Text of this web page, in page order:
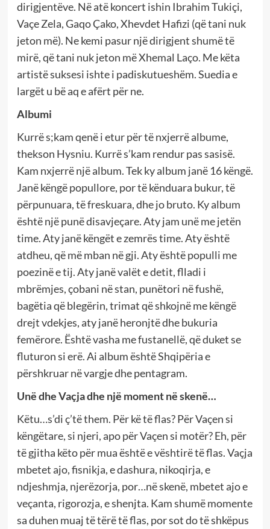
dirigjentëve. Në atë koncert ishin Ibrahim Tukiçi,
Vaçe Zela, Gaqo Çako, Xhevdet Hafizi (që tani nuk
jeton më). Ne kemi pasur një dirigjent shumë të
mirë, që tani nuk jeton më Xhemal Laço. Me këta
artistë suksesi ishte i padiskutueshëm. Suedia e
largët u bë aq e afërt për ne.
Albumi
Kurrë s;kam qenë i etur për të nxjerrë albume,
thekson Hysniu. Kurrë s’kam rendur pas sasisë.
Kam nxjerrë një album. Tek ky album janë 16 këngë.
Janë këngë popullore, por të kënduara bukur, të
përpunuara, të freskuara, dhe jo bruto. Ky album
është një punë disavjeçare. Aty jam unë me jetën
time. Aty janë këngët e zemrës time. Aty është
atdheu, që më mban në gji. Aty është populli me
poezinë e tij. Aty janë valët e detit, flladi i
mbrëmjes, çobani në stan, punëtori në fushë,
bagëtia që blegërin, trimat që shkojnë me këngë
drejt vdekjes, aty janë heronjtë dhe bukuria
femërore. Është vasha me fustanellë, që duket se
fluturon si erë. Ai album është Shqipëria e
përshkruar në vargje dhe pentagram.
Unë dhe Vaçja dhe një moment në skenë…
Këtu…s’di ç’të them. Për kë të flas? Për Vaçen si
këngëtare, si njeri, apo për Vaçen si motër? Eh, për
të gjitha këto për mua është e vështirë të flas. Vaçja
mbetet ajo, fisnikja, e dashura, nikoqirja, e
ndjeshmja, njerëzorja, por…në skenë, mbetet ajo e
veçanta, rigorozja, e shenjta. Kam shumë momente
sa duhen muaj të tërë të flas, por sot do të shkëpus